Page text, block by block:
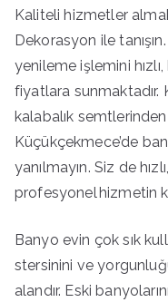
Kaliteli hizmetler
Dekorasyon ile
yenileme işlemini
fiyatlara sunmaktadır.
kalabalık
Küçükçekmece’de
yanılmayın. Siz de
profesyonel hizmetin
Banyo evin çok sık
stersinini ve
alandır. Eski